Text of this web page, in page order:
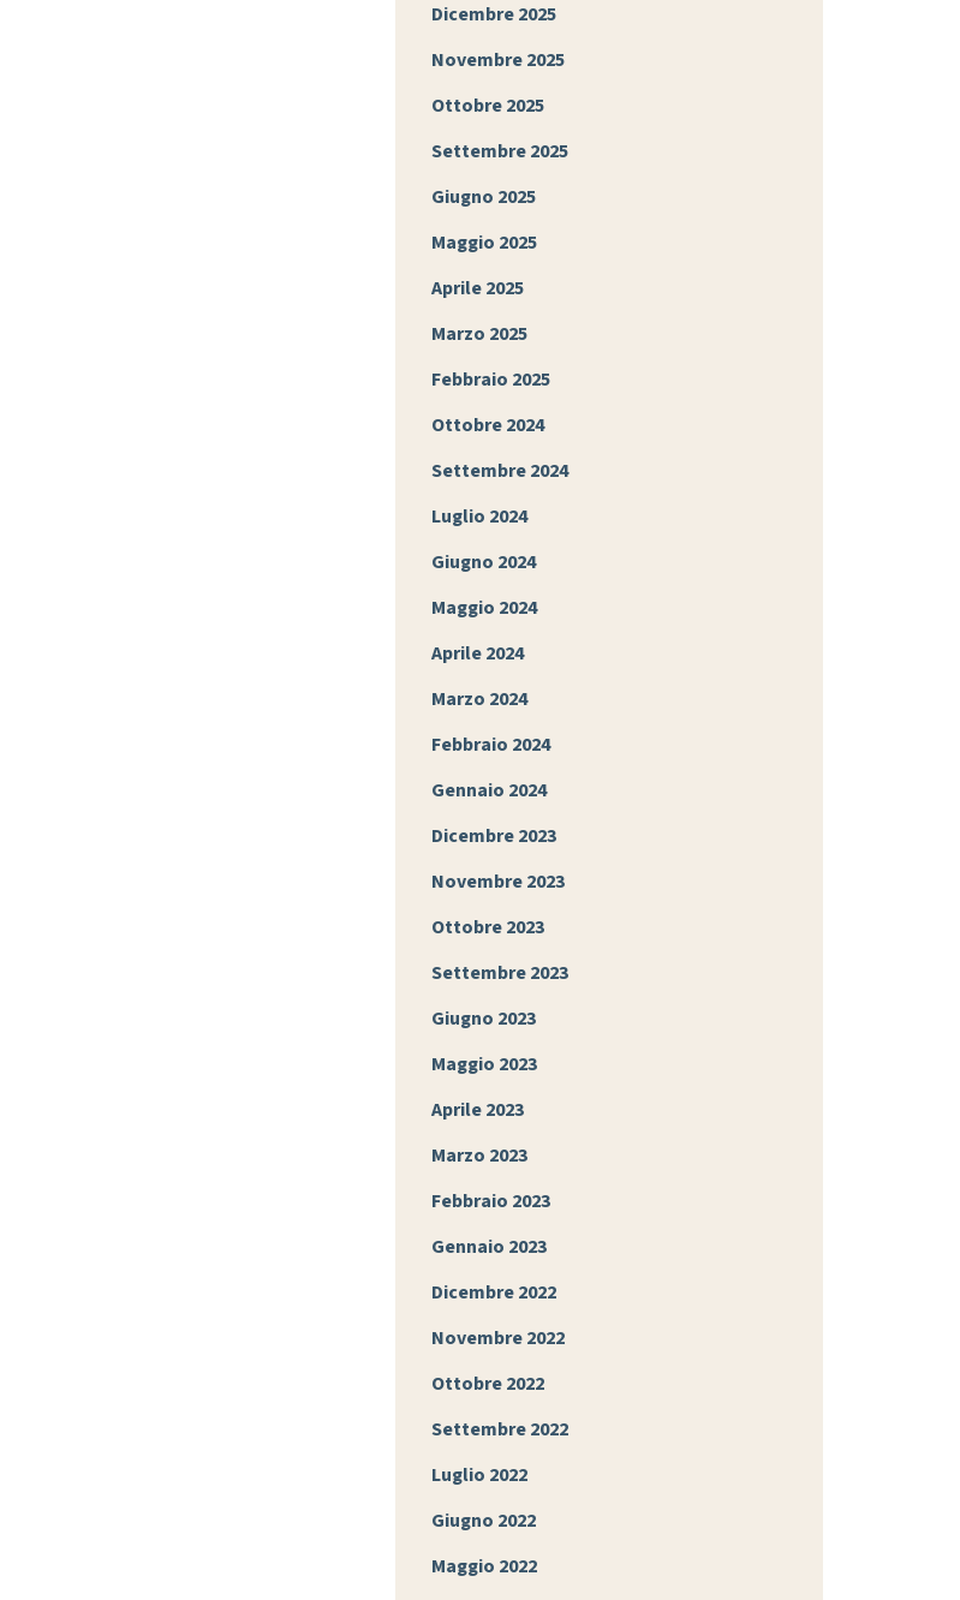
Dicembre 2025
Novembre 2025
Ottobre 2025
Settembre 2025
Giugno 2025
Maggio 2025
Aprile 2025
Marzo 2025
Febbraio 2025
Ottobre 2024
Settembre 2024
Luglio 2024
Giugno 2024
Maggio 2024
Aprile 2024
Marzo 2024
Febbraio 2024
Gennaio 2024
Dicembre 2023
Novembre 2023
Ottobre 2023
Settembre 2023
Giugno 2023
Maggio 2023
Aprile 2023
Marzo 2023
Febbraio 2023
Gennaio 2023
Dicembre 2022
Novembre 2022
Ottobre 2022
Settembre 2022
Luglio 2022
Giugno 2022
Maggio 2022